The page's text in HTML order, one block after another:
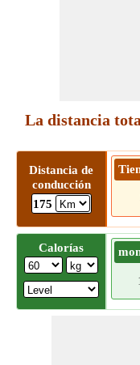
La distancia
Distancia de
conducción
175
Calorías